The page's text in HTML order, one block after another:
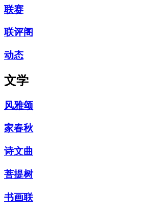
联赛
联评阁
动态
文学
风雅颂
家春秋
诗文曲
菩提树
书画联